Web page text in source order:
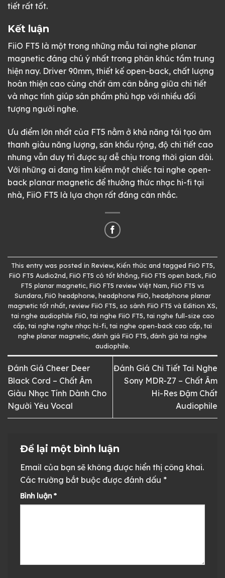
tiết rất tốt.
Kết luận
FiiO FT5 là một trong những mẫu tai nghe planar
magnetic đáng chú ý nhất trong phân khúc tầm trung
hiện nay. Driver 90mm, thiết kế open-back, chất lượng
hoàn thiện cao cùng chất âm cân bằng giữa chi tiết
và nhạc tính giúp sản phẩm phù hợp với nhiều đối
tượng người nghe.
Ưu điểm lớn nhất của FT5 nằm ở khả năng tái tạo âm
thanh giàu năng lượng, sân khấu rộng, độ chi tiết cao
nhưng vẫn duy trì được sự dễ chịu trong thời gian dài.
Với những ai đang tìm kiếm một chiếc tai nghe open-
back planar magnetic để thưởng thức nhạc hi-fi tại
nhà, FiiO FT5 là lựa chọn rất đáng cân nhắc.
This entry was posted in Review, Kiến thứcand tagged FiiO FT5,
FiiO FT5 Audio2nd, FiiO FT5 có tốt không, FiiO FT5 open back, FiiO
FT5 planar magnetic, FiiO FT5 review Việt Nam, FiiO FT5 vs
Sundara, FiiO headphone, headphone FiiO, headphone planar
magnetic tốt nhất, review FiiO FT5, so sánh FiiO FT5 và Edition XS,
tai nghe audiophile FiiO, tai nghe FiiO FT5, tai nghe full-size cao
cấp, tai nghe nghe nhạc hi-fi, tai nghe open-back cao cấp, tai
nghe planar magnetic, đánh giá FiiO FT5, đánh giá tai nghe
audiophile.
Đánh Giá Cheer Deer
Black Cord – Chất Âm
Giàu Nhạc Tính Dành Cho
Người Yêu Vocal
Đánh Giá Chi Tiết Tai Nghe
Sony MDR-Z7 – Chất Âm
Hi-Res Đậm Chất
Audiophile
Để lại một bình luận
Email của bạn sẽ không được hiển thị công khai.
Các trường bắt buộc được đánh dấu *
Bình luận *